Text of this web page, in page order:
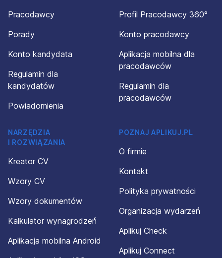
Pracodawcy
Porady
Konto kandydata
Regulamin dla
kandydatów
Powiadomienia
Profil Pracodawcy 360°
Konto pracodawcy
Aplikacja mobilna dla
pracodawców
Regulamin dla
pracodawców
NARZĘDZIA
I ROZWIĄZANIA
Kreator CV
Wzory CV
Wzory dokumentów
Kalkulator wynagrodzeń
Aplikacja mobilna Android
POZNAJ APLIKUJ.PL
O firmie
Kontakt
Polityka prywatności
Organizacja wydarzeń
Aplikuj Check
Aplikuj Connect